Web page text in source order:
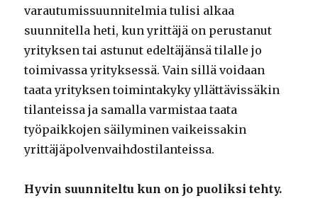
varautumissuunnitelmia tulisi alkaa
suunnitella heti, kun yrittäjä on perustanut
yrityksen tai astunut edeltäjänsä tilalle jo
toimivassa yrityksessä. Vain sillä voidaan
taata yrityksen toimintakyky yllättävissäkin
tilanteissa ja samalla varmistaa taata
työpaikkojen säilyminen vaikeissakin
yrittäjäpolvenvaihdostilanteissa.
Hyvin suunniteltu kun on jo puoliksi tehty.